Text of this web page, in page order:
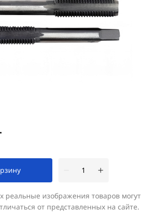
реальные изображения товаров могут
от представленных на сайте.